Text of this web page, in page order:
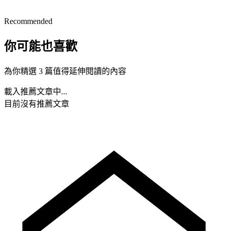
Recommended
你可能也喜歡
為你精選 3 篇值得延伸閱讀的內容
載入推薦文章中...
目前沒有推薦文章